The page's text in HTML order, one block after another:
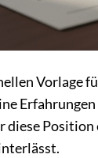
Vorlage
diese